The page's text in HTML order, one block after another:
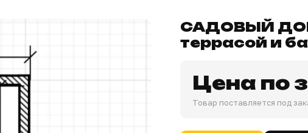
САДОВЫЙ
террасой и
Цена по
Товар поставляется под